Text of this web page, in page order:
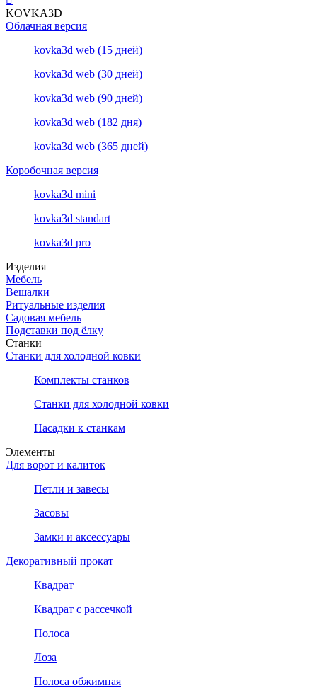
KOVKA3D
Облачная версия
kovka3d web (15 дней)
kovka3d web (30 дней)
kovka3d web (90 дней)
kovka3d web (182 дня)
kovka3d web (365 дней)
Коробочная версия
kovka3d mini
kovka3d standart
kovka3d pro
Изделия
Мебель
Вешалки
Ритуальные изделия
Садовая мебель
Подставки под ёлку
Станки
Станки для холодной ковки
Комплекты станков
Станки для холодной ковки
Насадки к станкам
Элементы
Для ворот и калиток
Петли и завесы
Засовы
Замки и аксессуары
Декоративный прокат
Квадрат
Квадрат с рассечкой
Полоса
Лоза
Полоса обжимная